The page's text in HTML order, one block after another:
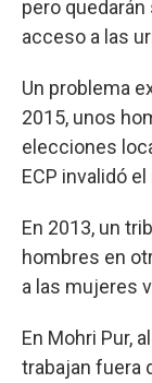
pero
acceso a las
Un problema
2015, unos
elecciones
ECP invalidó
En 2013, un
hombres en
a las mujeres
En Mohri Pur,
trabajan fuera